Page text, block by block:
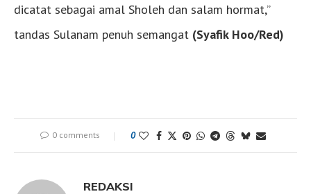
dicatat sebagai amal Sholeh dan salam hormat,”
tandas Sulanam penuh semangat (Syafik Hoo/Red)
0 comments 0
REDAKSI